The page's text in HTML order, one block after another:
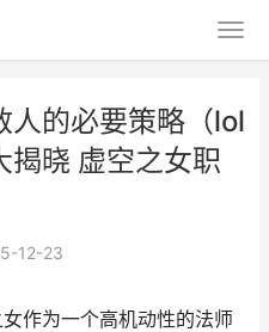
人的必要策略（lol
揭晓 虚空之女职
12-23
作为一个高机动性的法师